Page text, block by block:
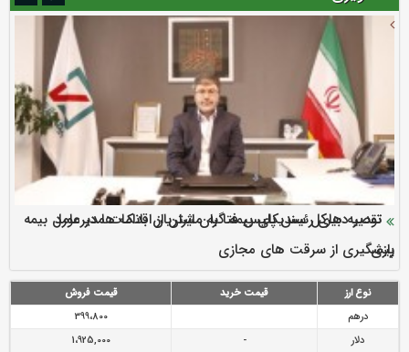
ارزش سهام عدالت بالا رفت
سرمایه بیمه کوثر به ۴ همت می‌رسد
نود ثانیه با فولاد سنگان
تقدیر دبیرکل سندیکای بیمه گران ایران از اقدامات مدیرعامل بیمه
رازی
توصیه های رئیس پلیس فتا به مشتریان بانک ها در مورد
پیشگیری از سرقت های مجازی
نوع ارز قیمت خرید
قیمت فروش
درهم
399،800
دلار
-
1،925,000